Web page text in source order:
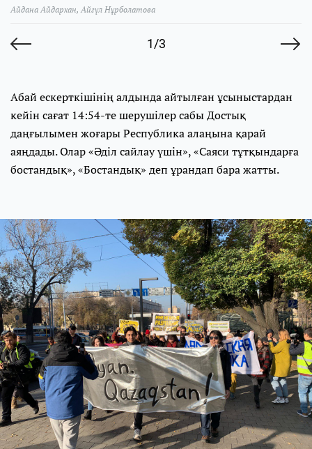
1/3
Айдана Айдархан, Айгүл Нұрболатова
Абай ескерткішінің алдында айтылған ұсыныстардан
кейін сағат 14:54-те шерушілер сабы Достық
даңғылымен жоғары Республика алаңына қарай
аяңдады. Олар «Әділ сайлау үшін», «Саяси тұтқындарға
бостандық», «Бостандық» деп ұрандап бара жатты.